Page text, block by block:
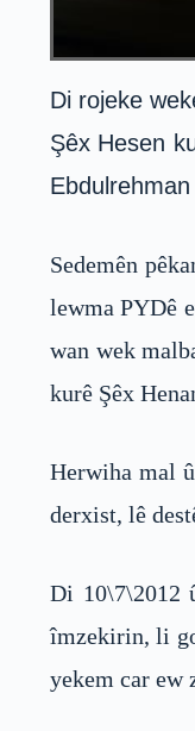
Di rojeke
Şêx Hesen
Sedemên
lewma PYDê
wan wek
kurê Şêx
Herwiha mal
derxist, lê
Di 10\7\2012
îmzekirin, li
yekem car ew